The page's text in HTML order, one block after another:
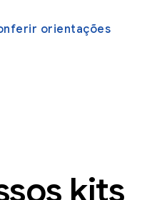
orientações
kits